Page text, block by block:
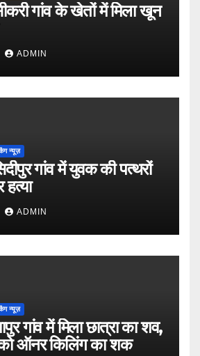
गांव के खेतों में मिला खून
ADMIN
न्यूज़
गांव में युवक की पत्थरों
ADMIN
न्यूज़
गांव में मिला छात्रा का शव,
ऑनर किलिंग का शक